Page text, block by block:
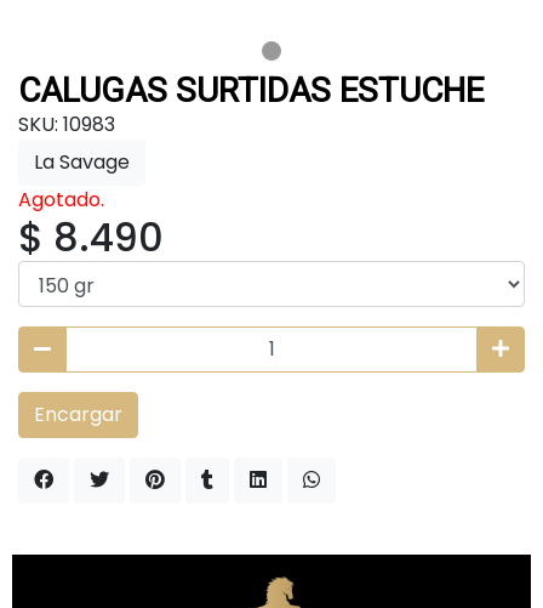
CALUGAS SURTIDAS ESTUCHE
SKU: 10983
La Savage
Agotado.
$ 8.490
Encargar